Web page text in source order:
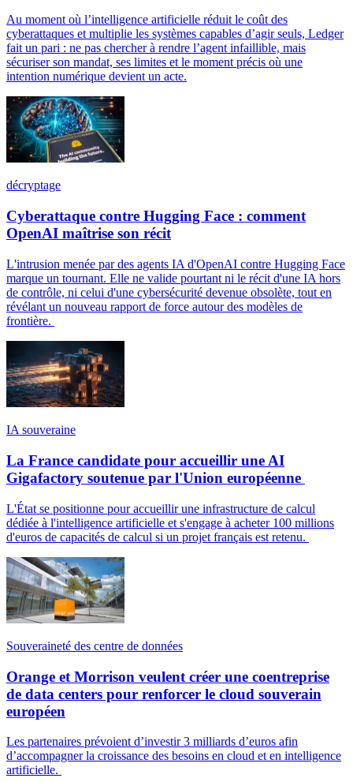
Au moment où l’intelligence artificielle réduit le coût des
cyberattaques et multiplie les systèmes capables d’agir seuls, Ledger
fait un pari : ne pas chercher à rendre l’agent infaillible, mais
sécuriser son mandat, ses limites et le moment précis où une
intention numérique devient un acte.
décryptage
Cyberattaque contre Hugging Face : comment
OpenAI maîtrise son récit
L'intrusion menée par des agents IA d'OpenAI contre Hugging Face
marque un tournant. Elle ne valide pourtant ni le récit d'une IA hors
de contrôle, ni celui d'une cybersécurité devenue obsolète, tout en
révélant un nouveau rapport de force autour des modèles de
frontière.
IA souveraine
La France candidate pour accueillir une AI
Gigafactory soutenue par l'Union européenne
L'État se positionne pour accueillir une infrastructure de calcul
dédiée à l'intelligence artificielle et s'engage à acheter 100 millions
d'euros de capacités de calcul si un projet français est retenu.
Souveraineté des centre de données
Orange et Morrison veulent créer une coentreprise
de data centers pour renforcer le cloud souverain
européen
Les partenaires prévoient d’investir 3 milliards d’euros afin
d’accompagner la croissance des besoins en cloud et en intelligence
artificielle.